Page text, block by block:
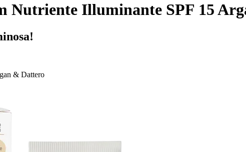
Nutriente Illuminante SPF 15
& Dattero